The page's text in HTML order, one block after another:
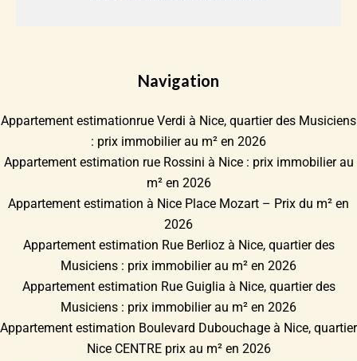
Navigation
Appartement estimationrue Verdi à Nice, quartier des Musiciens
: prix immobilier au m² en 2026
Appartement estimation rue Rossini à Nice : prix immobilier au
m² en 2026
Appartement estimation à Nice Place Mozart – Prix du m² en
2026
Appartement estimation Rue Berlioz à Nice, quartier des
Musiciens : prix immobilier au m² en 2026
Appartement estimation Rue Guiglia à Nice, quartier des
Musiciens : prix immobilier au m² en 2026
Appartement estimation Boulevard Dubouchage à Nice, quartier
Nice CENTRE prix au m² en 2026